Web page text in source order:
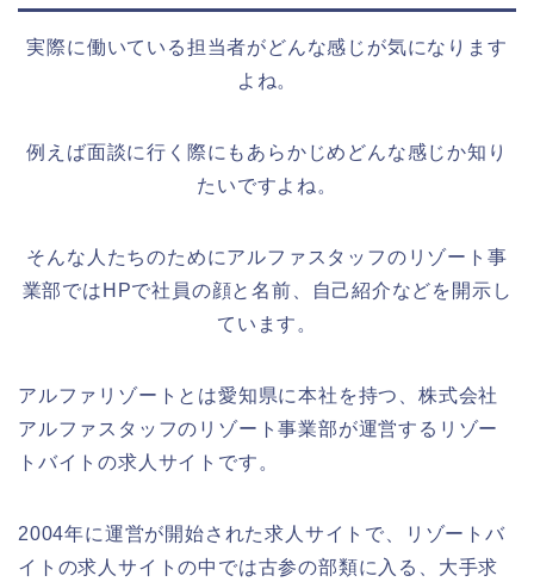
実際に働いている担当者がどんな感じが気になります
よね。
例えば面談に行く際にもあらかじめどんな感じか知り
たいですよね。
そんな人たちのためにアルファスタッフのリゾート事
業部ではHPで社員の顔と名前、自己紹介などを開示し
ています。
アルファリゾートとは愛知県に本社を持つ、株式会社
アルファスタッフのリゾート事業部が運営するリゾー
トバイトの求人サイトです。
2004年に運営が開始された求人サイトで、リゾートバ
イトの求人サイトの中では古参の部類に入る、大手求